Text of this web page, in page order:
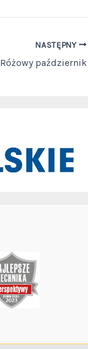
NASTĘPNY
Różowy październik